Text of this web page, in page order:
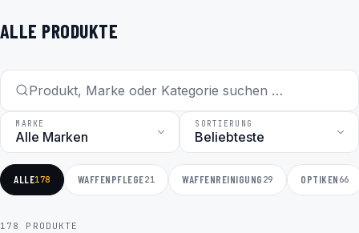
ALLE PRODUKTE
MARKE SORTIERUNG
ALLE178 WAFFENPFLEGE21 WAFFENREINIGUNG 29 OPTIKEN 66
178 PRODUKTE